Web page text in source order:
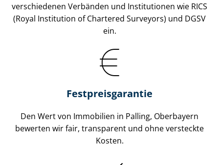
verschiedenen Verbänden und Institutionen wie RICS
(Royal Institution of Chartered Surveyors) und DGSV
ein.
Festpreis​garantie
Den Wert von Immobilien in Palling, Oberbayern
bewerten wir fair, transparent und ohne versteckte
Kosten.